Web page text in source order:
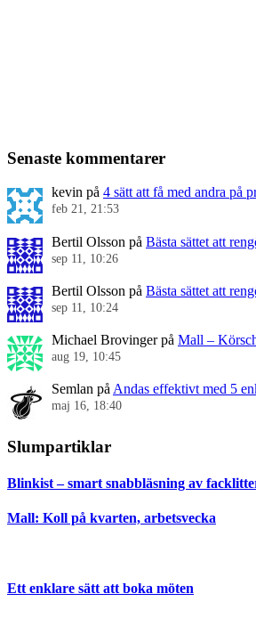
Senaste kommentarer
kevin på 4 sätt att få med andra på
feb 21, 21:53
Bertil Olsson på Bästa sättet att
sep 11, 10:26
Bertil Olsson på Bästa sättet att
sep 11, 10:24
Michael Brovingerpå Mall –
aug 19, 10:45
Semlan på Andas effektivt med 5
maj 16, 18:40
Slumpartiklar
Blinkist – smart snabbläsning av
Mall: Koll på kvarten, arbetsvecka
Ett enklare sätt att boka möten